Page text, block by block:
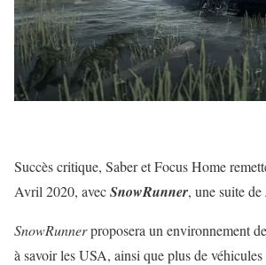
Succès critique, Saber et Focus Home
Avril 2020, avecSnowRunner, une suite de
SnowRunnerproposera un environnement
à savoir les USA, ainsi que plus de véhicules